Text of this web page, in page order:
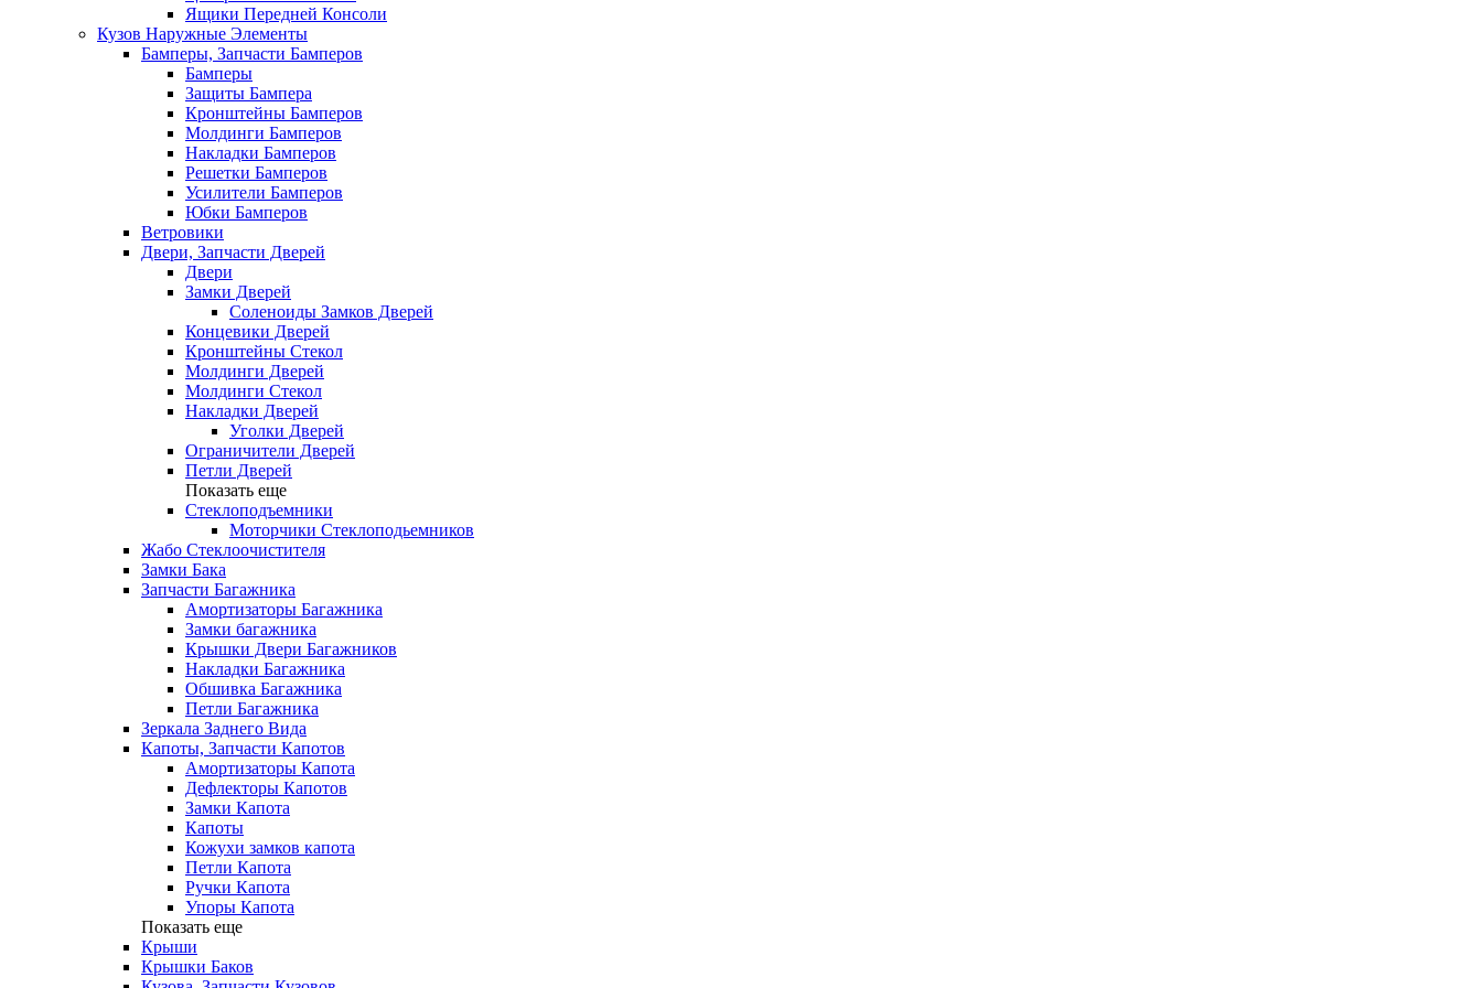
Ящики Передней Консоли
Кузов Наружные Элементы
Бамперы, Запчасти Бамперов
Бамперы
Защиты Бампера
Кронштейны Бамперов
Молдинги Бамперов
Накладки Бамперов
Решетки Бамперов
Усилители Бамперов
Юбки Бамперов
Ветровики
Двери, Запчасти Дверей
Двери
Замки Дверей
Соленоиды Замков Дверей
Концевики Дверей
Кронштейны Стекол
Молдинги Дверей
Молдинги Стекол
Накладки Дверей
Уголки Дверей
Ограничители Дверей
Петли Дверей
Показать еще
Стеклоподъемники
Моторчики Стеклоподьемников
Жабо Стеклоочистителя
Замки Бака
Запчасти Багажника
Амортизаторы Багажника
Замки багажника
Крышки Двери Багажников
Накладки Багажника
Обшивка Багажника
Петли Багажника
Зеркала Заднего Вида
Капоты, Запчасти Капотов
Амортизаторы Капота
Дефлекторы Капотов
Замки Капота
Капоты
Кожухи замков капота
Петли Капота
Ручки Капота
Упоры Капота
Показать еще
Крыши
Крышки Баков